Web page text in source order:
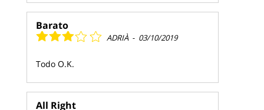
Barato
ADRIÀ - 03/10/2019
Todo O.K.
All Right